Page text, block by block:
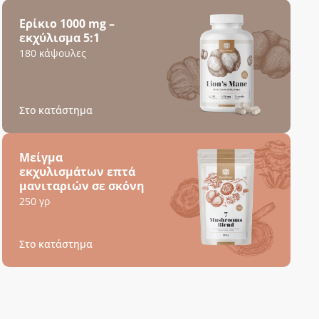
Ερίκιο 1000 mg –
εκχύλισμα 5:1
180 κάψουλες
Στο κατάστημα
Μείγμα
εκχυλισμάτων επτά
μανιταριών σε σκόνη
250 γρ
Στο κατάστημα